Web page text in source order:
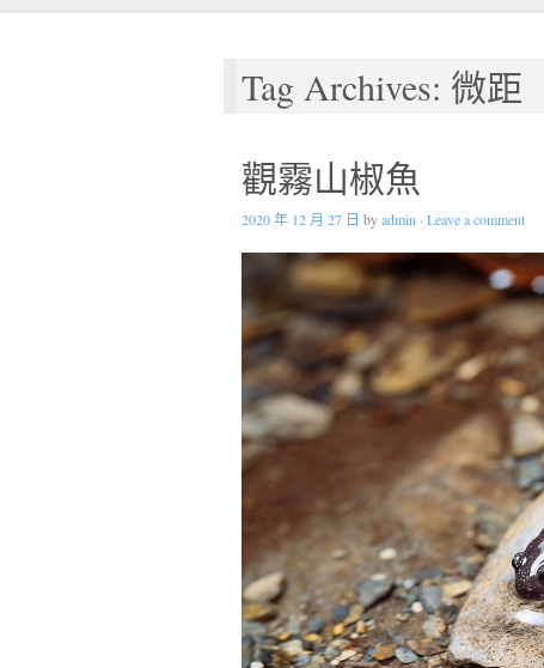
Tag Archives: 微距
觀霧山椒魚
2020 年 12 月 27 日 byadmin · Leave a comment